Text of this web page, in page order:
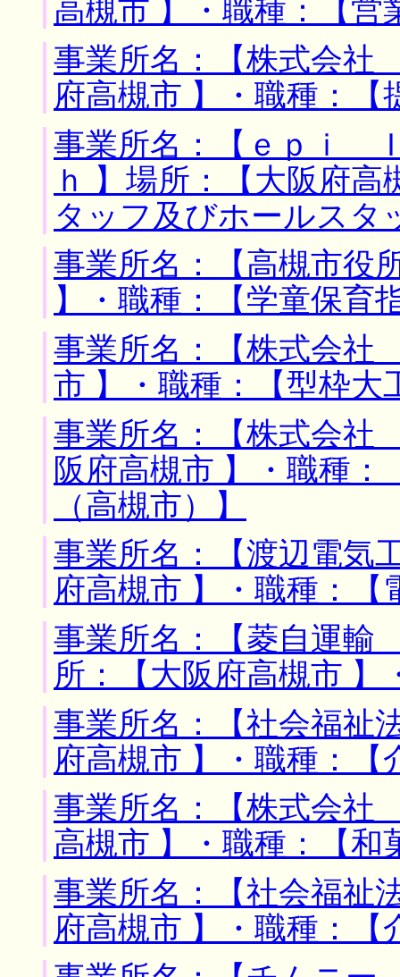
高槻市 】・職種：【
事業所名：【株式会
府高槻市 】・職種：【
事業所名：【ｅｐｉ
ｈ 】場所：【大阪府
タッフ及びホールスタ
事業所名：【高槻市役
】・職種：【学童保育
事業所名：【株式会社
市 】・職種：【型枠大
事業所名：【株式会
阪府高槻市 】・職種
（高槻市）】
事業所名：【渡辺電気
府高槻市 】・職種：【
事業所名：【菱自運
所：【大阪府高槻市 】
事業所名：【社会福祉
府高槻市 】・職種：【
事業所名：【株式会社
高槻市 】・職種：【和
事業所名：【社会福祉
府高槻市 】・職種：【